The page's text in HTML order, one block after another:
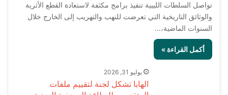
تواصل السلطات الليبية تنفيذ برامج مكثفة لاستعادة القطع الأثرية
والوثائق التاريخية التي تعرضت للنهب والتهريب إلى الخارج خلال
السنوات الماضية،…
أكمل القراءة »
يوليو 31, 2026
الهابا تشكل لجنة لتقييم ملفات